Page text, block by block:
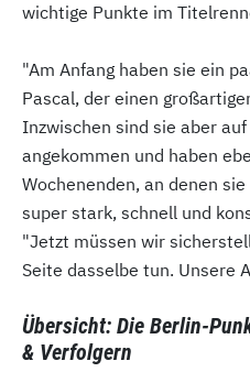
wichtige Punkte im
"Am Anfang haben sie ein
Pascal, der einen
Inzwischen sind sie aber
angekommen und haben
Wochenenden, an denen
super stark, schnell und
"Jetzt müssen wir
Seite dasselbe tun. Unsere
Übersicht: Die Berlin-
& Verfolgern